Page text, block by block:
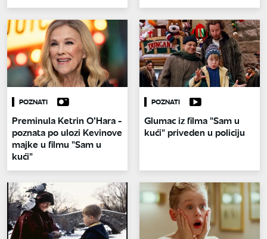
POZNATI
Preminula Ketrin O’Hara -
poznata po ulozi Kevinove
majke u filmu "Sam u
kući"
POZNATI
Glumac iz filma "Sam u
kući" priveden u policiju